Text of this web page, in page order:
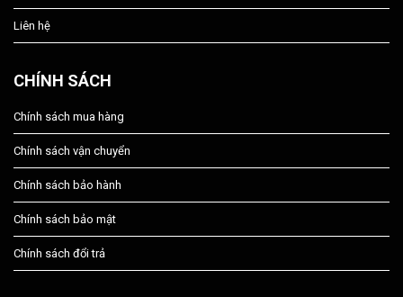
Liên hệ
CHÍNH SÁCH
Chính sách mua hàng
Chính sách vận chuyển
Chính sách bảo hành
Chính sách bảo mật
Chính sách đổi trả